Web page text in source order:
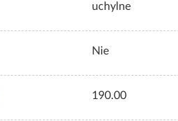
uchylne
Nie
190.00